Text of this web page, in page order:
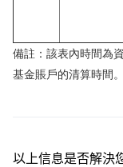
備註：該表內時間為
基金賬戶的清算時間。
以上信息是否解決